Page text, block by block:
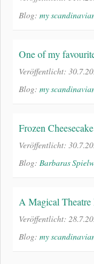
Blog: my
One of my
Veröffentlicht:
Blog: my
Frozen
Veröffentlicht:
Blog: Barbaras
A Magical
Veröffentlicht:
Blog: my